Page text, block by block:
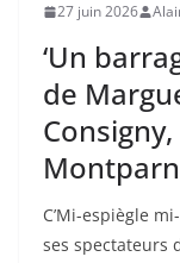
27 juin 2026
‘Un
de
C’Mi-espiègle
ses spectateurs